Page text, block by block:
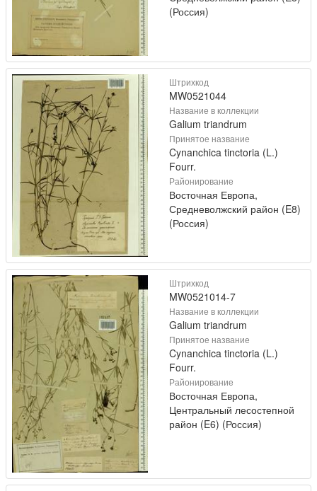
(Россия)
Штрихкод
MW0521044
Название в коллекции
Galium triandrum
Принятое название
Cynanchica tinctoria (L.)
Fourr.
Районирование
Восточная Европа,
Средневолжский район (E8)
(Россия)
Штрихкод
MW0521014-7
Название в коллекции
Galium triandrum
Принятое название
Cynanchica tinctoria (L.)
Fourr.
Районирование
Восточная Европа,
Центральный лесостепной
район (E6) (Россия)